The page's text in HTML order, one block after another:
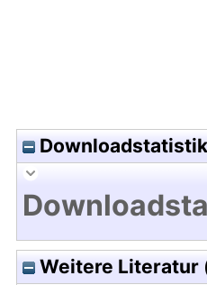
Downloadstatistik
Weitere Literatur